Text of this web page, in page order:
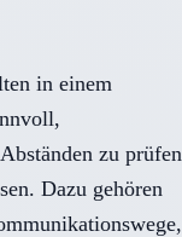
in einem
zu prüfen
Dazu gehören